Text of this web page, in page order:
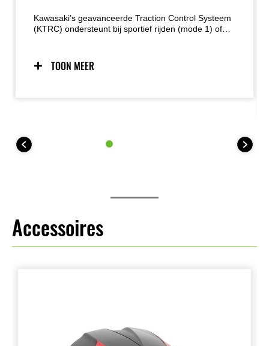
Kawasaki’s geavanceerde Traction Control Systeem
(KTRC) ondersteunt bij sportief rijden (mode 1) of
te schakelen. De 35kW (A2) versie is uitgerust met
één KTRC-modus en hiernaast ook volledig uit te
TOON MEER
Accessoires